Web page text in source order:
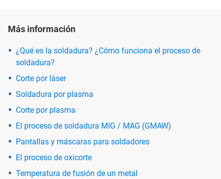
Más información
¿Qué es la soldadura? ¿Cómo funciona el proceso de
soldadura?
Corte por láser
Soldadura por plasma
Corte por plasma
El proceso de soldadura MIG / MAG (GMAW)
Pantallas y máscaras para soldadores
El proceso de oxicorte
Temperatura de fusión de un metal